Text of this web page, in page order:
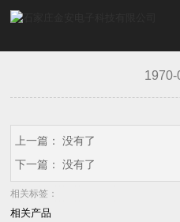
1970-
上一篇： 没有了
下一篇： 没有了
相关标签：
相关产品